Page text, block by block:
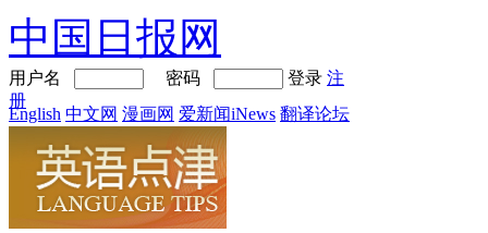
中国日报网
用户名 密码 登录 注
册
English 中文网 漫画网 爱新闻iNews 翻译论坛